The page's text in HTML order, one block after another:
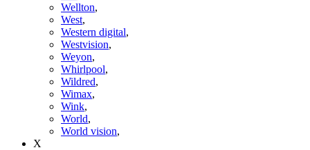
Wellton,
West,
Western digital,
Westvision,
Weyon,
Whirlpool,
Wildred,
Wimax,
Wink,
World,
World vision,
X